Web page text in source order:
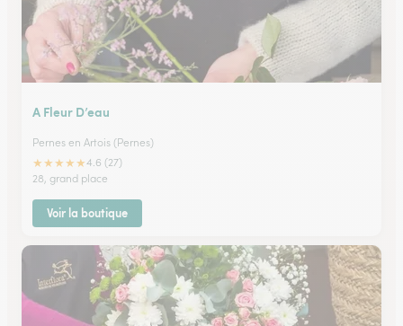
A Fleur D’eau
Pernes en Artois (Pernes)
★★★★★4.6 (27)
28, grand place
Voir la boutique